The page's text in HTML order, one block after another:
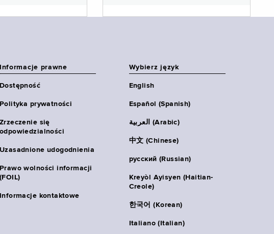
Informacje prawne
Dostępność
Polityka prywatności
Zrzeczenie się
odpowiedzialności
Uzasadnione udogodnienia
Prawo wolności informacji
(FOIL)
Informacje kontaktowe
Wybierz język
English
Español (Spanish)
العربية (Arabic)
中文 (Chinese)
русский (Russian)
Kreyòl Ayisyen (Haitian-
Creole)
한국어 (Korean)
Italiano (Italian)